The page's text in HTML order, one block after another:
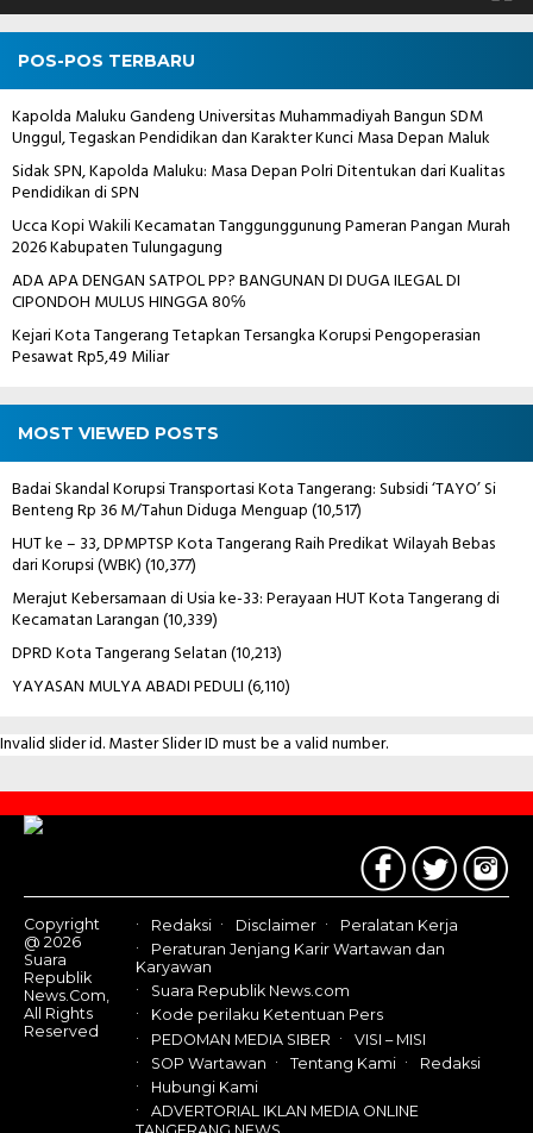
POS-POS TERBARU
Kapolda Maluku Gandeng Universitas Muhammadiyah Bangun SDM
Unggul, Tegaskan Pendidikan dan Karakter Kunci Masa Depan Maluk
Sidak SPN, Kapolda Maluku: Masa Depan Polri Ditentukan dari Kualitas
Pendidikan di SPN
Ucca Kopi Wakili Kecamatan Tanggunggunung Pameran Pangan Murah
2026 Kabupaten Tulungagung
ADA APA DENGAN SATPOL PP? BANGUNAN DI DUGA ILEGAL DI
CIPONDOH MULUS HINGGA 80℅
Kejari Kota Tangerang Tetapkan Tersangka Korupsi Pengoperasian
Pesawat Rp5,49 Miliar
MOST VIEWED POSTS
Badai Skandal Korupsi Transportasi Kota Tangerang: Subsidi ‘TAYO’ Si
Benteng Rp 36 M/Tahun Diduga Menguap(10,517)
HUT ke – 33, DPMPTSP Kota Tangerang Raih Predikat Wilayah Bebas
dari Korupsi (WBK)(10,377)
Merajut Kebersamaan di Usia ke-33: Perayaan HUT Kota Tangerang di
Kecamatan Larangan(10,339)
DPRD Kota Tangerang Selatan(10,213)
YAYASAN MULYA ABADI PEDULI(6,110)
Invalid slider id. Master Slider ID must be a valid number.
Contact
Us
Copyright
@ 2026
Suara
Republik
News.Com,
All Rights
Reserved
Redaksi Disclaimer
Peralatan Kerja
Peraturan Jenjang Karir Wartawan dan
Karyawan
Suara Republik News.com
Kode perilaku Ketentuan Pers
PEDOMAN MEDIA SIBER
VISI – MISI
SOP Wartawan
Tentang Kami
Redaksi
Hubungi Kami
ADVERTORIAL IKLAN MEDIA ONLINE